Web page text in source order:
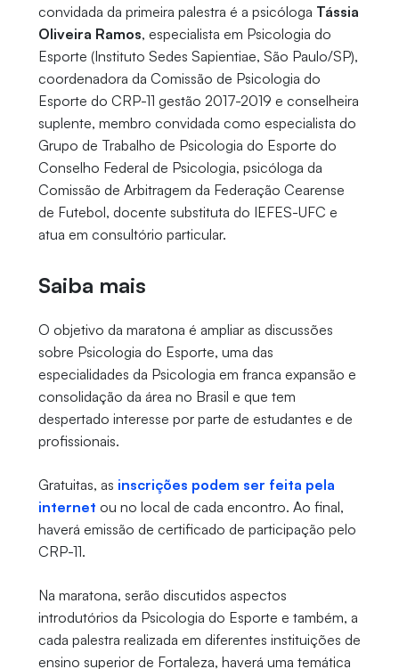
convidada da primeira palestra é a psicóloga Tássia
Oliveira Ramos, especialista em Psicologia do
Esporte (Instituto Sedes Sapientiae, São Paulo/SP),
coordenadora da Comissão de Psicologia do
Esporte do CRP-11 gestão 2017-2019 e conselheira
suplente, membro convidada como especialista do
Grupo de Trabalho de Psicologia do Esporte do
Conselho Federal de Psicologia, psicóloga da
Comissão de Arbitragem da Federação Cearense
de Futebol, docente substituta do IEFES-UFC e
atua em consultório particular.
Saiba mais
O objetivo da maratona é ampliar as discussões
sobre Psicologia do Esporte, uma das
especialidades da Psicologia em franca expansão e
consolidação da área no Brasil e que tem
despertado interesse por parte de estudantes e de
profissionais.
Gratuitas, as inscrições podem ser feita pela
internet ou no local de cada encontro. Ao final,
haverá emissão de certificado de participação pelo
CRP-11.
Na maratona, serão discutidos aspectos
introdutórios da Psicologia do Esporte e também, a
cada palestra realizada em diferentes instituições de
ensino superior de Fortaleza, haverá uma temática